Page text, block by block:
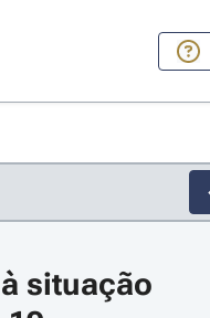
situação